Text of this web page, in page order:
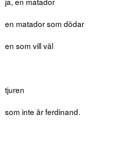
en matador som dödar
en som vill väl
tjuren
som inte är ferdinand.